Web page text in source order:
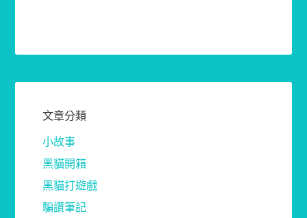
文章分類
小故事
黑貓開箱
黑貓打遊戲
騙讚筆記